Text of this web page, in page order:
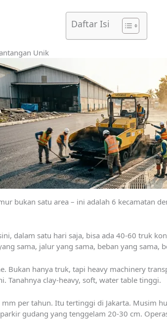
Daftar Isi
Unik
bukan satu area – ini adalah 6 kecamatan
dalam satu hari saja, bisa ada 40-60 truk
sama, jalur yang sama, beban yang sama,
Bukan hanya truk, tapi heavy machinery
Tanahnya clay-heavy, soft, water table tinggi.
per tahun. Itu tertinggi di Jakarta. Musim
gudang yang tenggelam 20-30 cm.